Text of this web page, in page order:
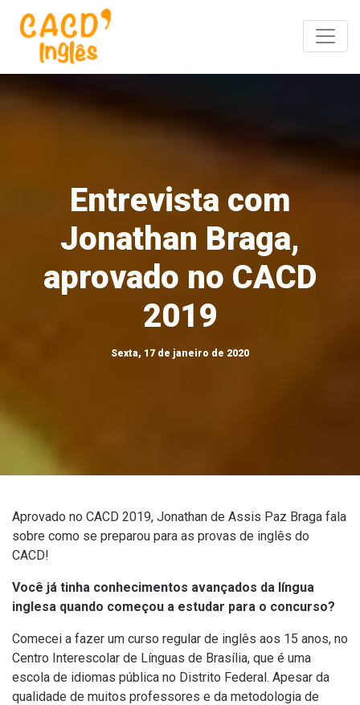
Entrevista com
Jonathan Braga,
aprovado no CACD
2019
Sexta, 17 de janeiro de 2020
Aprovado no CACD 2019, Jonathan de Assis Paz Braga fala
sobre como se preparou para as provas de inglês do
CACD!
Você já tinha conhecimentos avançados da língua
inglesa quando começou a estudar para o concurso?
Comecei a fazer um curso regular de inglês aos 15 anos, no
Centro Interescolar de Línguas de Brasília, que é uma
escola de idiomas pública no Distrito Federal. Apesar da
qualidade de muitos professores e da metodologia de